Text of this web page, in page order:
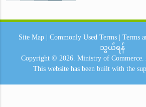
Site Map Commonly Used Terms Terms
သွယ်ရန်
Copyright © 2026. Ministry of Commerce.
This website has been built with the